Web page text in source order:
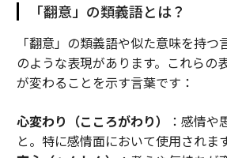
「翻意」の類義語とは？
「翻意」の類義語や似た意味を持
のような表現があります。これらの
が変わることを示す言葉です：
心変わり（こころがわり）
：感情や
と。特に感情面において使用されます